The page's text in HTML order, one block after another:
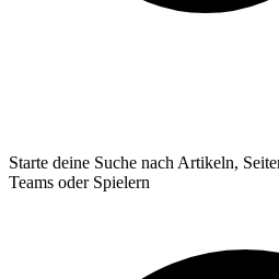
Starte deine Suche nach Artikeln,
Teams oder Spielern